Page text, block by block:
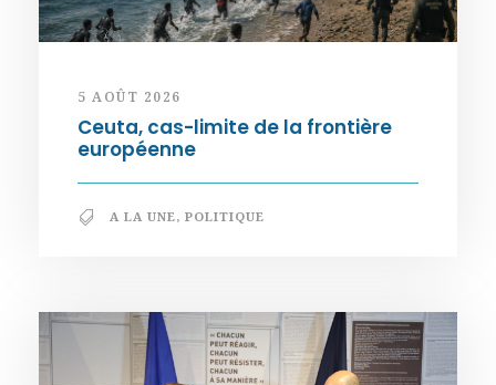
5 AOÛT 2026
Ceuta, cas-limite de la frontière
européenne
A LA UNE, POLITIQUE